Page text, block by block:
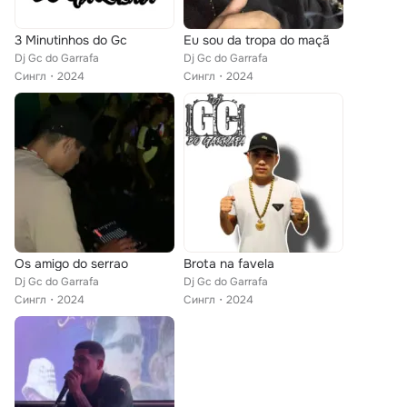
3 Minutinhos do Gc
Dj Gc do Garrafa
Сингл
2024
Eu sou da tropa do maçã
Dj Gc do Garrafa
Сингл
2024
Os amigo do serrao
Dj Gc do Garrafa
Сингл
2024
Brota na favela
Dj Gc do Garrafa
Сингл
2024